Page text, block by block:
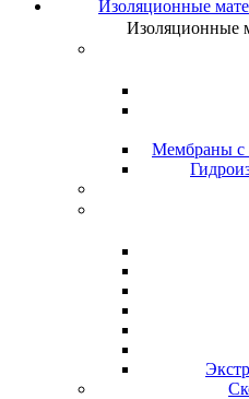
Изоляционные
Изоляционные
Мембраны с